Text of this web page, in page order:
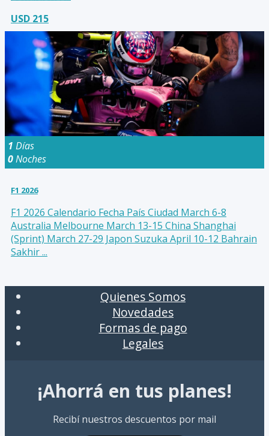
USD 215
1 Días
0Noches
F1 2026
F1 2026 Calendario Fecha País Ciudad March 6-8
Australia Melbourne March 13-15 China Shanghai
(Sprint) March 27-29 Japon Suzuka April 10-12 Bahrain
Sakhir ...
Quienes Somos
Novedades
Formas de pago
Legales
¡Ahorrá en tus planes!
Recibí nuestros descuentos por mail